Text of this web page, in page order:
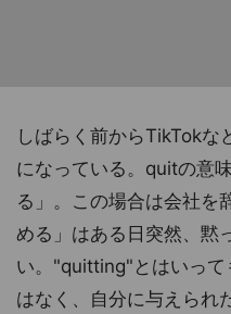
しばらく前からTikTok
になっている。quitの意
る」。この場合は会社を
める」はある日突然、黙
い。"quitting"とはいって
はなく、自分に与えられ